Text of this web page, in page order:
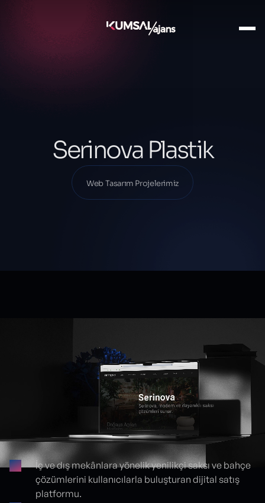
Projelerimiz
Web Tasarım Projelerimiz
Serinova Plastik
Web Tasarım Projelerimiz
Proje detayları
İç ve dış mekânlara yönelik yenilikçi saksı ve bahçe
çözümlerini kullanıcılarla buluşturan dijital satış
platformu.